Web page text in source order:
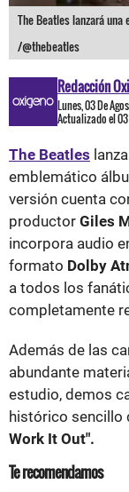
The Beatles lanzará
/@thebeatles
Redacción
Lunes, 03 De
Actualizado el 03
The Beatles
emblemático
versión cuenta
productor Giles
incorpora audio
formato Dolby
a todos los
completamente
Además de las
abundante
estudio, demos
histórico sencillo
Work It Out".
Te recomendamos